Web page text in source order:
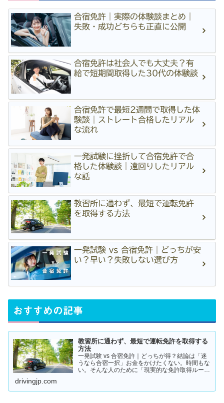
合宿免許｜実際の体験談まとめ｜
失敗・成功どちらも正直に公開
合宿免許は社会人でも大丈夫？有
給で短期間取得した30代の体験談
合宿免許で最短2週間で取得した体
験談｜ストレート合格したリアル
な流れ
一発試験に挫折して合宿免許で合
格した体験談｜遠回りしたリアル
な話
教習所に通わず、最短で運転免許
を取得する方法
一発試験 vs 合宿免許｜どっちが安
い？早い？失敗しない選び方
おすすめの記事
教習所に通わず、最短で運転免許を取得する
方法
一発試験 vs 合宿免許｜どっちが得？結論は「迷
うなら合宿一択」お金をかけたくない。時間もな
い。そんな人のために「現実的な免許取得ルー
2つです。・一発試験…
drivingjp.com